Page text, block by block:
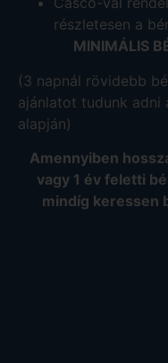
részletesen a
MINIMÁLIS
(3 napnál rövidebb
ajánlatot tudunk adni
alapján)
Amennyiben
vagy 1 év feletti
mindíg keressen